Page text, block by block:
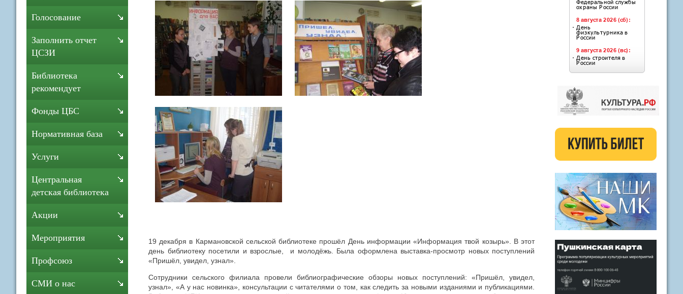
19 декабря в Кармановской сельской библиотеке прошёл День информации «Информация твой козырь». В этот
день библиотеку посетили и взрослые, и молодёжь. Была оформлена выставка-просмотр новых поступлений
«Пришёл, увидел, узнал».
Сотрудники сельского филиала провели библиографические обзоры новых поступлений: «Пришёл, увидел,
узнал», «А у нас новинка», консультации с читателями о том, как следить за новыми изданиями и публикациями.
Голосование
Заполнить отчет
ЦСЗИ
Библиотека
рекомендует
Фонды ЦБС
Нормативная база
Услуги
Центральная
детская библиотека
Акции
Мероприятия
Профсоюз
СМИ о нас